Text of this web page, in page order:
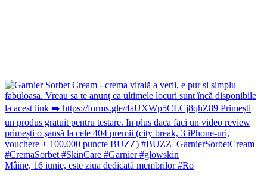
Mâine, 16 iunie, este ziua dedicată membrilor #Ro